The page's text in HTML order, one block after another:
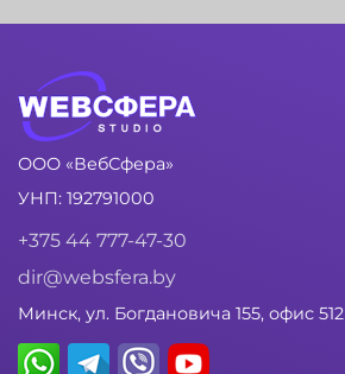
ООО «ВебСфера»
УНП: 192791000
+375 44 777-47-30
dir@websfera.by
Минск, ул. Богдановича 155, офис 512